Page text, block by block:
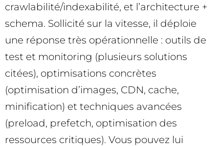
crawlabilité/indexabilité, et l’architecture +
schema. Sollicité sur la vitesse, il déploie
une réponse très opérationnelle : outils de
test et monitoring (plusieurs solutions
citées), optimisations concrètes
(optimisation d’images, CDN, cache,
minification) et techniques avancées
(preload, prefetch, optimisation des
ressources critiques). Vous pouvez lui